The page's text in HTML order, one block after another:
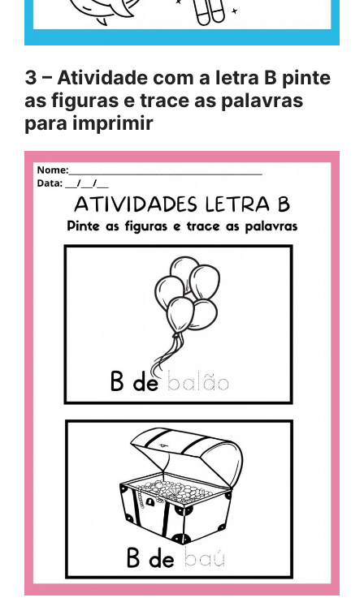
3 – Atividade com a letra B pinte
as figuras e trace as palavras
para imprimir